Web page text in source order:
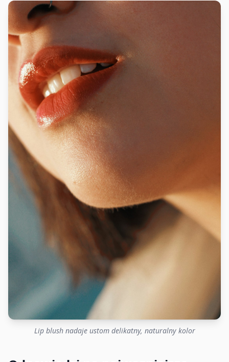
Lip blush nadaje ustom delikatny, naturalny kolor